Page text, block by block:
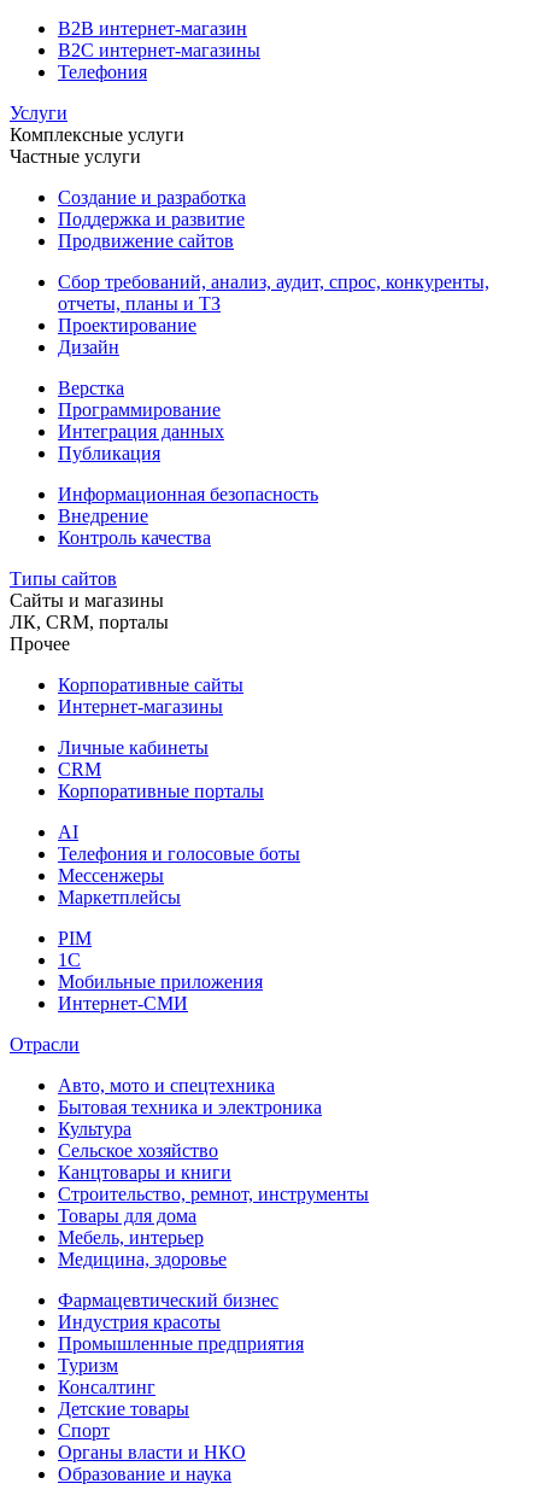
B2B интернет-магазин
B2C интернет-магазины
Телефония
Услуги
Комплексные услуги
Частные услуги
Создание и разработка
Поддержка и развитие
Продвижение сайтов
Сбор требований, анализ, аудит, спрос, конкуренты,
отчеты, планы и ТЗ
Проектирование
Дизайн
Верстка
Программирование
Интеграция данных
Публикация
Информационная безопасность
Внедрение
Контроль качества
Типы сайтов
Сайты и магазины
ЛК, CRM, порталы
Прочее
Корпоративные сайты
Интернет-магазины
Личные кабинеты
CRM
Корпоративные порталы
AI
Телефония и голосовые боты
Мессенжеры
Маркетплейсы
PIM
1C
Мобильные приложения
Интернет-СМИ
Отрасли
Авто, мото и спецтехника
Бытовая техника и электроника
Культура
Сельское хозяйство
Канцтовары и книги
Строительство, ремнот, инструменты
Товары для дома
Мебель, интерьер
Медицина, здоровье
Фармацевтический бизнес
Индустрия красоты
Промышленные предприятия
Туризм
Консалтинг
Детские товары
Спорт
Органы власти и НКО
Образование и наука